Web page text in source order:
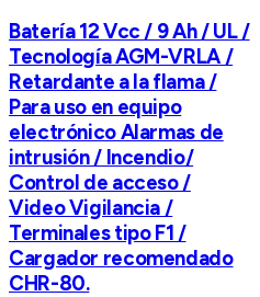
Batería 12 Vcc / 9 Ah / UL /
Tecnología AGM-VRLA /
Retardante a la flama /
Para uso en equipo
electrónico Alarmas de
intrusión / Incendio/
Control de acceso /
Video Vigilancia /
Terminales tipo F1 /
Cargador recomendado
CHR-80.